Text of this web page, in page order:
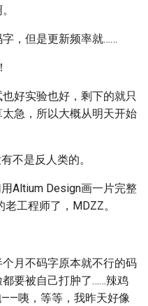
，但是更新频率就……
好实验也好，剩下的就只
急，所以大概从明天开始
不是反人类的。
Altium Design画一片完整
工程师了，MDZZ。
月不码字原本就不行的码
要被自己打肿了……辣鸡
咦，等等，我昨天好像